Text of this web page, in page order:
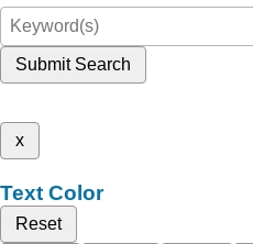
Submit Search
x
Text Color
Reset